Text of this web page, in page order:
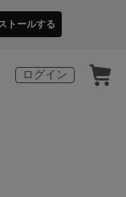
トールする
ログイン